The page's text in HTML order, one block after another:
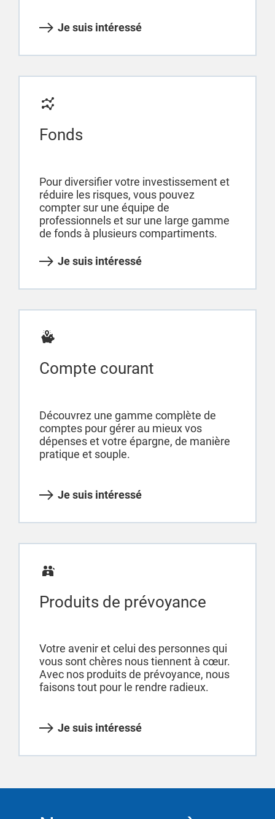
Je suis intéressé
Fonds
Pour diversifier votre investissement et
réduire les risques, vous pouvez
compter sur une équipe de
professionnels et sur une large gamme
de fonds à plusieurs compartiments.
Je suis intéressé
Compte courant
Découvrez une gamme complète de
comptes pour gérer au mieux vos
dépenses et votre épargne, de manière
pratique et souple.
Je suis intéressé
Produits de prévoyance
Votre avenir et celui des personnes qui
vous sont chères nous tiennent à cœur.
Avec nos produits de prévoyance, nous
faisons tout pour le rendre radieux.
Je suis intéressé